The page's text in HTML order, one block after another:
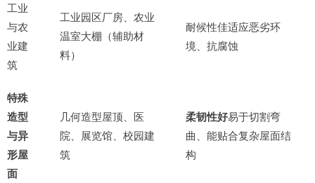
工业
与农
业建
筑
工业园区厂房、农业
温室大棚（辅助材
料）
耐候性佳适应恶劣环
境、抗腐蚀
特殊
造型
与异
形屋
面
几何造型屋顶、医
院、展览馆、校园建
筑
柔韧性好易于切割弯
曲、能贴合复杂屋面结
构